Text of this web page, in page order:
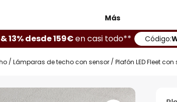
Más
13% desde 159€en casi todo** Código:
Lámparas de techo con sensor Plafón LED Fleet